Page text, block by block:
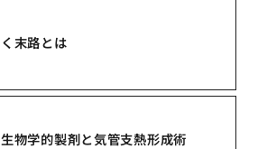
末路とは
物学的製剤と気管支熱形成術